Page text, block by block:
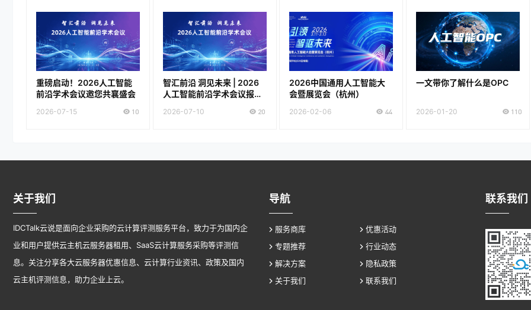
重磅启动！2026人工智能
前沿学术会议邀您共襄盛会
2026-07-15 10
智汇前沿 洞见未来 | 2026
人工智能前沿学术会议报名
2026-07-10 20
2026中国通用人工智能大
会暨展览会（杭州）
2026-02-06 44
一文带你了解什么是OPC
2026-01-20 110
关于我们
IDCTalk云说是面向企业采购的云计算评测服务平台，致力于为国内企
业和用户提供云主机云服务器租用、SaaS云计算服务采购等评测信
息。关注分享各大云服务器优惠信息、云计算行业资讯、政策及国内
云主机评测信息，助力企业上云。
导航
服务商库
优惠活动
专题推荐
行业动态
解决方案
隐私政策
关于我们
联系我们
联系我们